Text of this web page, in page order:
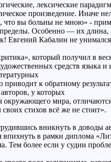
лексические
произведение. Иначе
вы больны не мною» -
Особенно — их длина,
Евгений Кабалин не
который получил в
средств языка
к обратному
у которых
окружающего мира,
стихов всё же не стоит».
вникнуть в доводы
в рамки диплома
Тем более если у судии